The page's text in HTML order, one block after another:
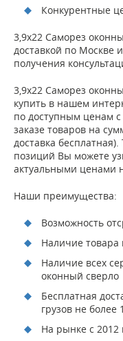
Конкурентные
3,9х22 Саморез
доставкой по Москве
получения
3,9х22 Саморез
купить в нашем
по доступным ценам
заказе товаров на
доставка
позиций Вы можете
актуальными ценами
Наши преимущества:
Возможность
Наличие товара
Наличие всех
оконный сверло
Бесплатная
грузов не более
На рынке с 2012